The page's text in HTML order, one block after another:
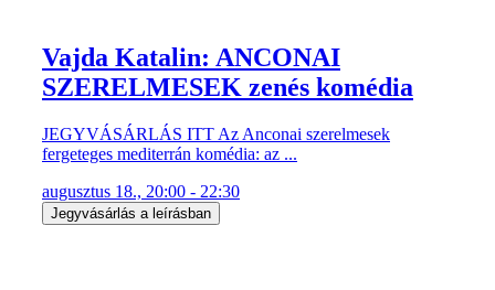
Vajda Katalin: ANCONAI
SZERELMESEK zenés komédia
JEGYVÁSÁRLÁS ITT Az Anconai szerelmesek
fergeteges mediterrán komédia: az ...
augusztus 18., 20:00 - 22:30
Jegyvásárlás a leírásban